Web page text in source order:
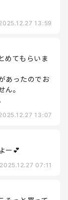
13:59
めてもらいま
あったのでお
ん。
13:07
ー💕
2025.12.27 07:11